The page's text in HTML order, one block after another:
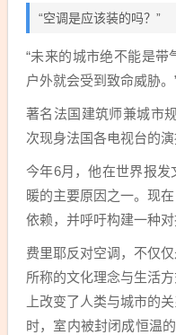
“空调是应该装的吗？”
“未来的城市绝不能是带
户外就会受到致命威胁。
著名法国建筑师兼城市
次现身法国各电视台的
今年6月，他在世界报
暖的主要原因之一。现
依赖，并呼吁构建一种
费里耶反对空调，不仅
所称的文化理念与生活
上改变了人类与城市的
时，室内被封闭成恒温